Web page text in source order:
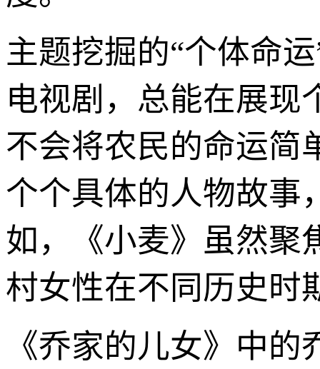
主题挖掘的“个体命
电视剧，总能在展现
不会将农民的命运简
个个具体的人物故事
如，《小麦》虽然聚
村女性在不同历史时
《乔家的儿女》中